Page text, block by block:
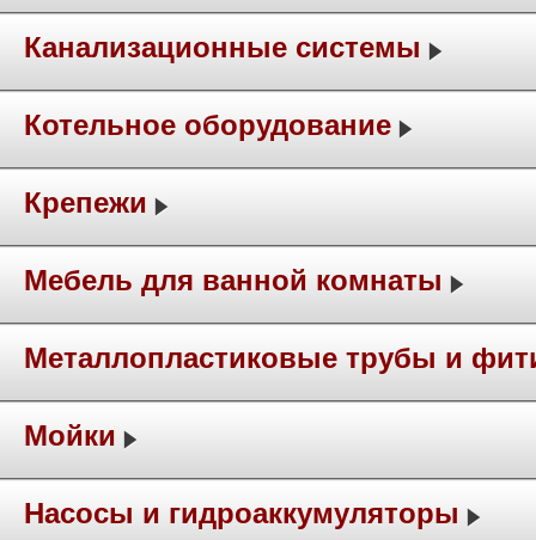
Канализационные системы
Котельное оборудование
Крепежи
Мебель для ванной комнаты
Металлопластиковые трубы и
Мойки
Насосы и гидроаккумуляторы